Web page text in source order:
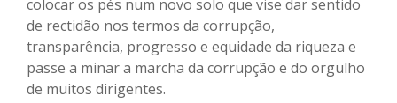
colocar os pés num novo solo que vise dar sentido
de rectidão nos termos da corrupção,
transparência, progresso e equidade da riqueza e
passe a minar a marcha da corrupção e do orgulho
de muitos dirigentes.